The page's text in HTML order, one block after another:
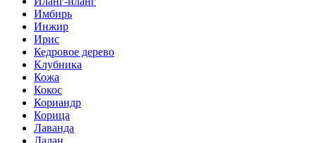
Имбирь
Инжир
Ирис
Кедровое дерево
Клубника
Кожа
Кокос
Кориандр
Корица
Лаванда
Ладан